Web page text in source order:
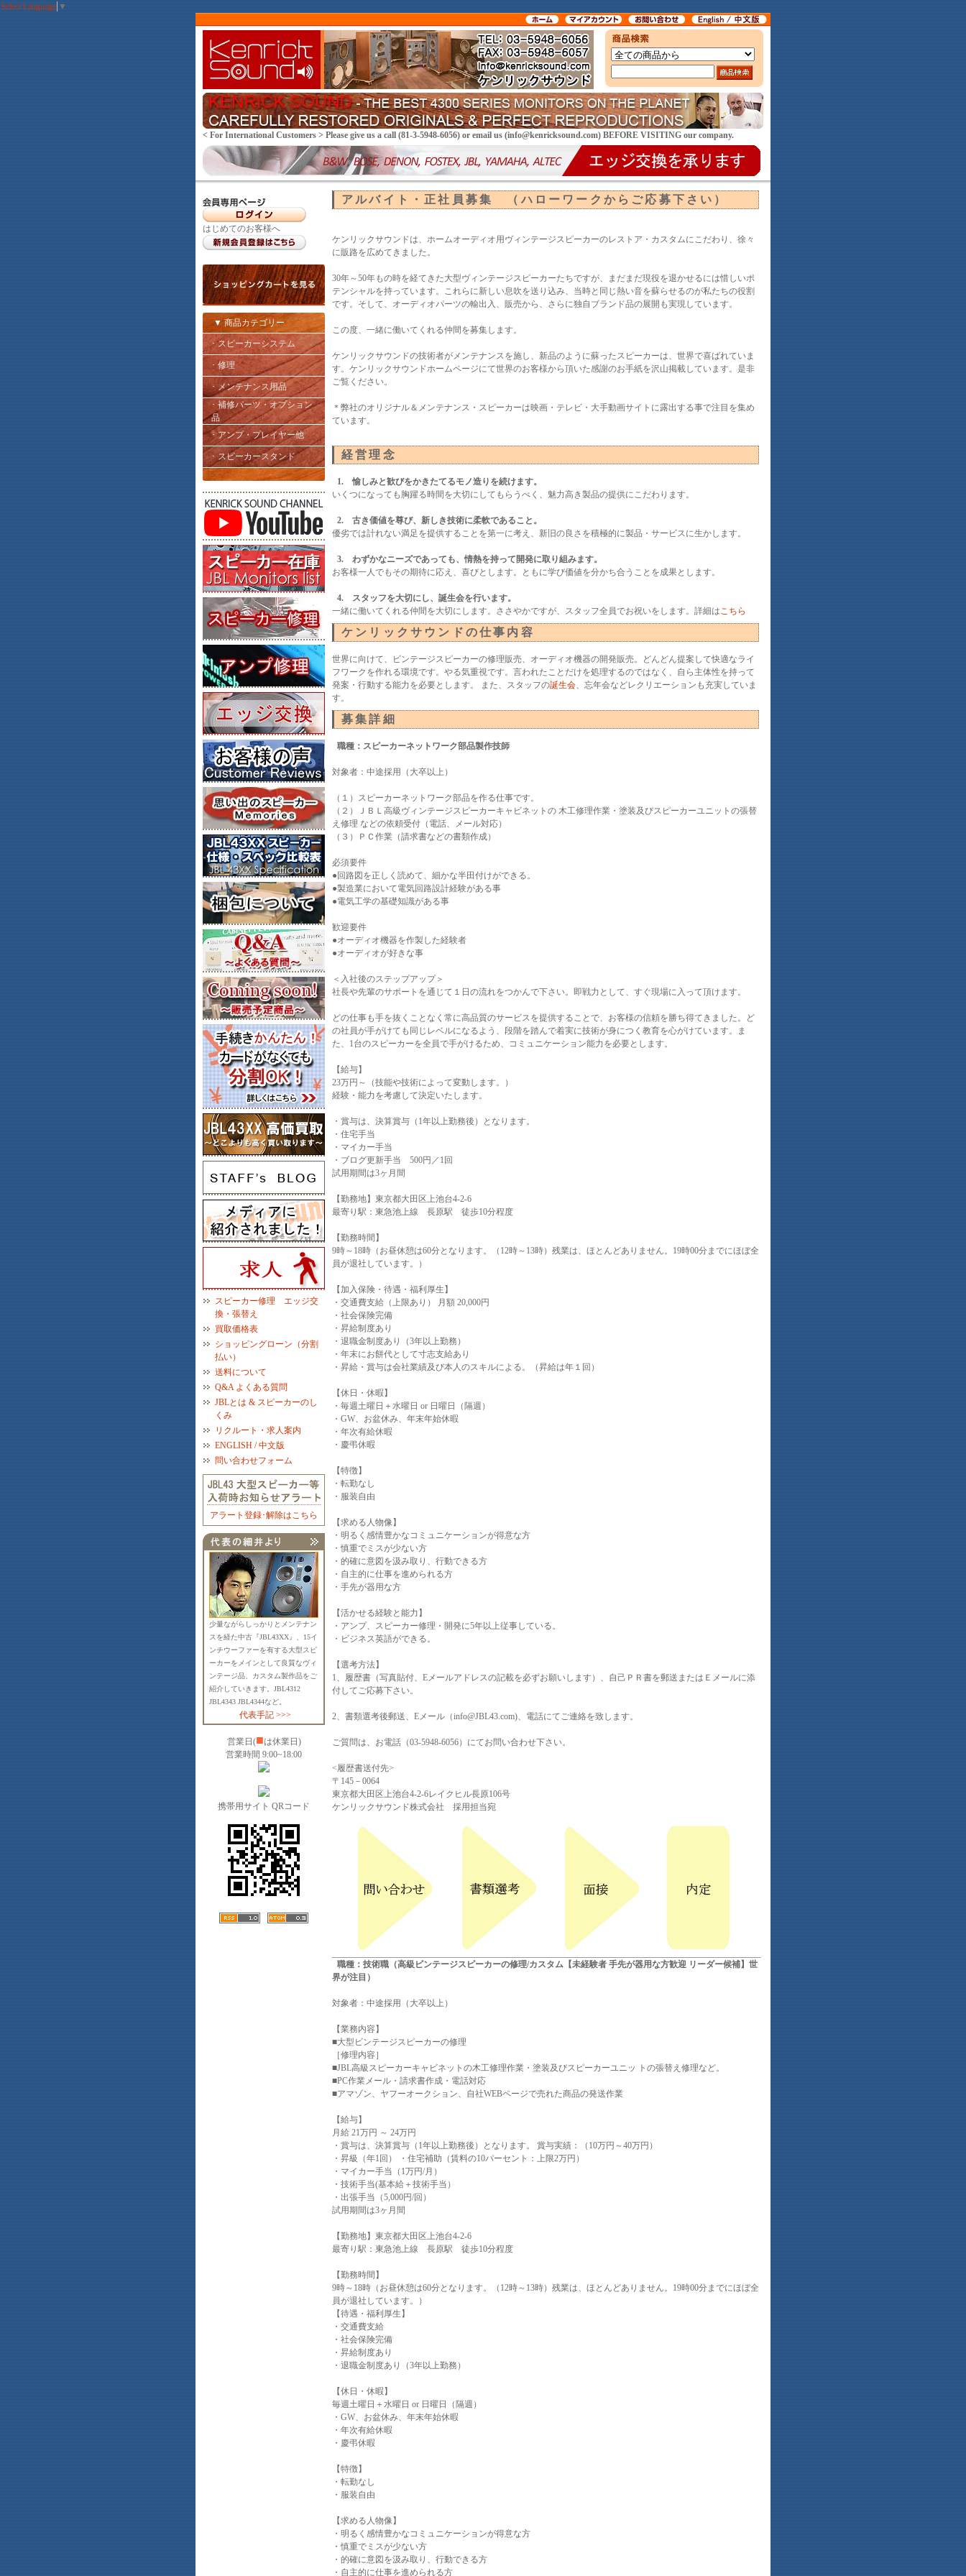
Select Language ▼
< For International Customers > Please give us a call (81-3-5948-6056) or email us (info@kenricksound.com) BEFORE VISITING our company.
はじめてのお客様へ
▼ 商品カテゴリー
･ スピーカーシステム
･ 修理
･ メンテナンス用品
･ 補修パーツ・オプション
品
･ アンプ・プレイヤー他
･ スピーカースタンド
スピーカー修理 エッジ交
換・張替え
買取価格表
ショッピングローン（分割
払い）
送料について
Q&A よくある質問
JBLとは & スピーカーのし
くみ
リクルート・求人案内
ENGLISH / 中文版
問い合わせフォーム
アラート登録･解除はこちら
少量ながらしっかりとメンテナン
スを経た中古『JBL43XX』、15イ
ンチウーファーを有する大型スピ
ーカーをメインとして良質なヴィ
ンテージ品、カスタム製作品をご
紹介していきます。JBL4312
JBL4343 JBL4344など。
代表手記 >>>
営業日(■は休業日)
営業時間 9:00~18:00
携帯用サイト QRコード
アルバイト・正社員募集 （ハローワークからご応募下さい）
ケンリックサウンドは、ホームオーディオ用ヴィンテージスピーカーのレストア・カスタムにこだわり、徐々
に販路を広めてきました。
30年～50年もの時を経てきた大型ヴィンテージスピーカーたちですが、まだまだ現役を退かせるには惜しいポ
テンシャルを持っています。これらに新しい息吹を送り込み、当時と同じ熱い音を蘇らせるのが私たちの役割
です。そして、オーディオパーツの輸出入、販売から、さらに独自ブランド品の展開も実現しています。
この度、一緒に働いてくれる仲間を募集します。
ケンリックサウンドの技術者がメンテナンスを施し、新品のように蘇ったスピーカーは、世界で喜ばれていま
す。ケンリックサウンドホームページにて世界のお客様から頂いた感謝のお手紙を沢山掲載しています。是非
ご覧ください。
＊弊社のオリジナル＆メンテナンス・スピーカーは映画・テレビ・大手動画サイトに露出する事で注目を集め
ています。
経営理念
1. 愉しみと歓びをかきたてるモノ造りを続けます。
いくつになっても胸躍る時間を大切にしてもらうべく、魅力高き製品の提供にこだわります。
2. 古き価値を尊び、新しき技術に柔軟であること。
優劣では計れない満足を提供することを第一に考え、新旧の良さを積極的に製品・サービスに生かします。
3. わずかなニーズであっても、情熱を持って開発に取り組みます。
お客様一人でもその期待に応え、喜びとします。ともに学び価値を分かち合うことを成果とします。
4. スタッフを大切にし、誕生会を行います。
一緒に働いてくれる仲間を大切にします。ささやかですが、スタッフ全員でお祝いをします。詳細はこちら
ケンリックサウンドの仕事内容
世界に向けて、ビンテージスピーカーの修理販売、オーディオ機器の開発販売。どんどん提案して快適なライ
フワークを作れる環境です。やる気重視です。言われたことだけを処理するのではなく、自ら主体性を持って
発案・行動する能力を必要とします。 また、スタッフの誕生会、忘年会などレクリエーションも充実していま
す。
募集詳細
職種：スピーカーネットワーク部品製作技師
対象者：中途採用（大卒以上）
（１）スピーカーネットワーク部品を作る仕事です。
（２）ＪＢＬ高級ヴィンテージスピーカーキャビネットの 木工修理作業・塗装及びスピーカーユニットの張替
え修理 などの依頼受付（電話、メール対応）
（３）ＰＣ作業（請求書などの書類作成）
必須要件
●回路図を正しく読めて、細かな半田付けができる。
●製造業において電気回路設計経験がある事
●電気工学の基礎知識がある事
歓迎要件
●オーディオ機器を作製した経験者
●オーディオが好きな事
＜入社後のステップアップ＞
社長や先輩のサポートを通じて１日の流れをつかんで下さい。即戦力として、すぐ現場に入って頂けます。
どの仕事も手を抜くことなく常に高品質のサービスを提供することで、お客様の信頼を勝ち得てきました。ど
の社員が手がけても同じレベルになるよう、段階を踏んで着実に技術が身につく教育を心がけています。ま
た、1台のスピーカーを全員で手がけるため、コミュニケーション能力を必要とします。
【給与】
23万円～（技能や技術によって変動します。）
経験・能力を考慮して決定いたします。
・賞与は、決算賞与（1年以上勤務後）となります。
・住宅手当
・マイカー手当
・ブログ更新手当 500円／1回
試用期間は3ヶ月間
【勤務地】東京都大田区上池台4-2-6
最寄り駅：東急池上線 長原駅 徒歩10分程度
【勤務時間】
9時～18時（お昼休憩は60分となります。（12時～13時）残業は、ほとんどありません。19時00分までにほぼ全
員が退社しています。）
【加入保険・待遇・福利厚生】
・交通費支給（上限あり） 月額 20,000円
・社会保険完備
・昇給制度あり
・退職金制度あり（3年以上勤務）
・年末にお餅代として寸志支給あり
・昇給・賞与は会社業績及び本人のスキルによる。（昇給は年１回）
【休日・休暇】
・毎週土曜日＋水曜日 or 日曜日（隔週）
・GW、お盆休み、年末年始休暇
・年次有給休暇
・慶弔休暇
【特徴】
・転勤なし
・服装自由
【求める人物像】
・明るく感情豊かなコミュニケーションが得意な方
・慎重でミスが少ない方
・的確に意図を汲み取り、行動できる方
・自主的に仕事を進められる方
・手先が器用な方
【活かせる経験と能力】
・アンプ、スピーカー修理・開発に5年以上従事している。
・ビジネス英語ができる。
【選考方法】
1、履歴書（写真貼付、Eメールアドレスの記載を必ずお願いします）、自己ＰＲ書を郵送またはＥメールに添
付してご応募下さい。
2、書類選考後郵送、Eメール（info@JBL43.com)、電話にてご連絡を致します。
ご質問は、お電話（03-5948-6056）にてお問い合わせ下さい。
<履歴書送付先>
〒145－0064
東京都大田区上池台4-2-6レイクヒル長原106号
ケンリックサウンド株式会社 採用担当宛
職種：技術職（高級ビンテージスピーカーの修理/カスタム【未経験者 手先が器用な方歓迎 リーダー候補】世
界が注目）
対象者：中途採用（大卒以上）
【業務内容】
■大型ビンテージスピーカーの修理
［修理内容］
■JBL高級スピーカーキャビネットの木工修理作業・塗装及びスピーカーユニッ トの張替え修理など。
■PC作業メール・請求書作成・電話対応
■アマゾン、ヤフーオークション、自社WEBページで売れた商品の発送作業
【給与】
月給 21万円 ～ 24万円
・賞与は、決算賞与（1年以上勤務後）となります。 賞与実績：（10万円～40万円）
・昇級（年1回） ・住宅補助（賃料の10パーセント：上限2万円）
・マイカー手当（1万円/月）
・技術手当(基本給＋技術手当）
・出張手当（5,000円/回）
試用期間は3ヶ月間
【勤務地】東京都大田区上池台4-2-6
最寄り駅：東急池上線 長原駅 徒歩10分程度
【勤務時間】
9時～18時（お昼休憩は60分となります。（12時～13時）残業は、ほとんどありません。19時00分までにほぼ全
員が退社しています。）
【待遇・福利厚生】
・交通費支給
・社会保険完備
・昇給制度あり
・退職金制度あり（3年以上勤務）
【休日・休暇】
毎週土曜日＋水曜日 or 日曜日（隔週）
・GW、お盆休み、年末年始休暇
・年次有給休暇
・慶弔休暇
【特徴】
・転勤なし
・服装自由
【求める人物像】
・明るく感情豊かなコミュニケーションが得意な方
・慎重でミスが少ない方
・的確に意図を汲み取り、行動できる方
・自主的に仕事を進められる方